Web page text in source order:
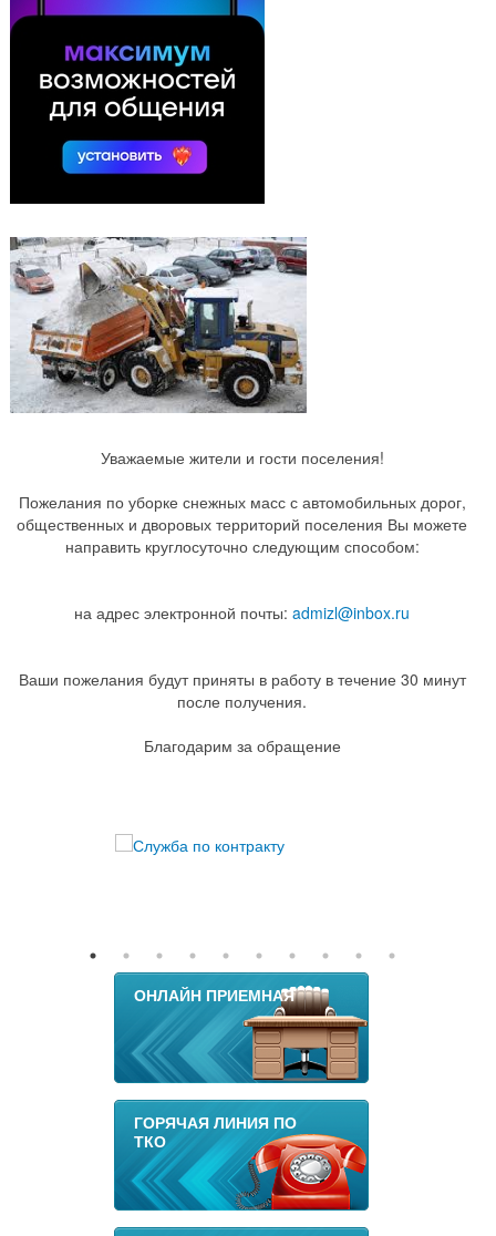
Уважаемые жители и гости поселения!
Пожелания по уборке снежных масс с автомобильных дорог,
общественных и дворовых территорий поселения Вы можете
направить круглосуточно следующим способом:
на адрес электронной почты: admizl@inbox.ru
Ваши пожелания будут приняты в работу в течение 30 минут
после получения.
Благодарим за обращение
ОНЛАЙН ПРИЕМНАЯ
ГОРЯЧАЯ ЛИНИЯ ПО
ТКО